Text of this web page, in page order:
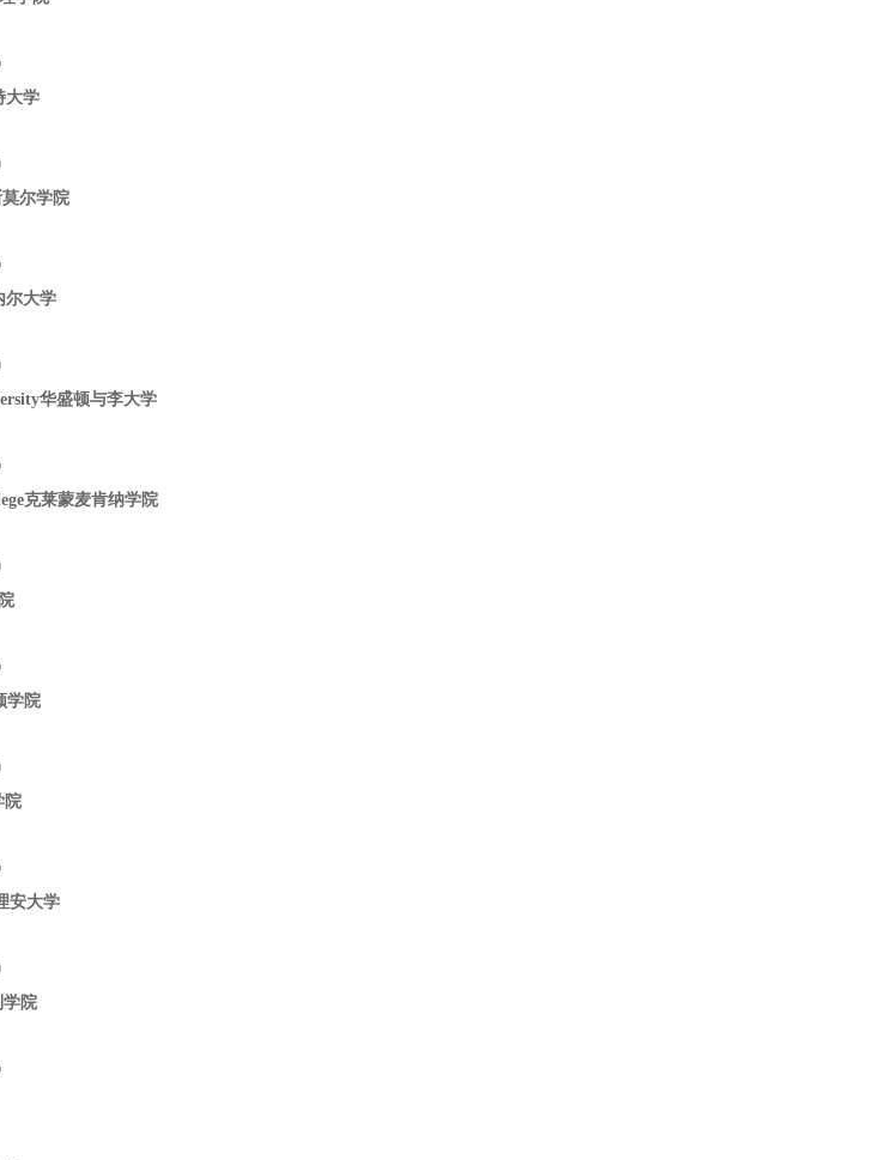
大学
尔学院
尔大学
华盛顿与李大学
克莱蒙麦肯纳学院
学院
院
安大学
学院